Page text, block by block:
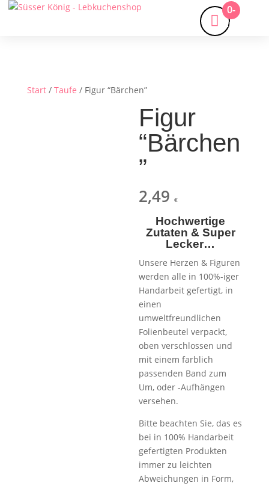
0-
Artikel
Start/ Taufe / Figur “Bärchen”
Figur
“Bärchen
”
2,49€
Hochwertige
Zutaten & Super
Lecker…
Unsere Herzen & Figuren
werden alle in 100%-iger
Handarbeit gefertigt, in
einen
umweltfreundlichen
Folienbeutel verpackt,
oben verschlossen und
mit einem farblich
passenden Band zum
Um, oder -Aufhängen
versehen.
Bitte beachten Sie, das es
bei in 100% Handarbeit
gefertigten Produkten
immer zu leichten
Abweichungen in Form,